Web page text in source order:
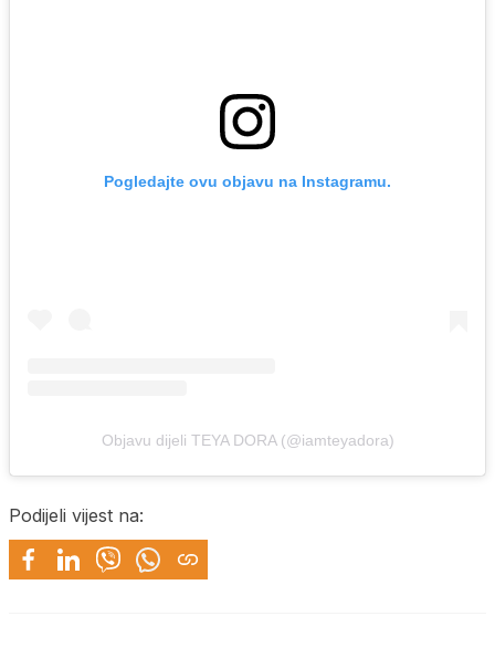
Pogledajte ovu objavu na Instagramu.
Objavu dijeli TEYA DORA (@iamteyadora)
Podijeli vijest na: